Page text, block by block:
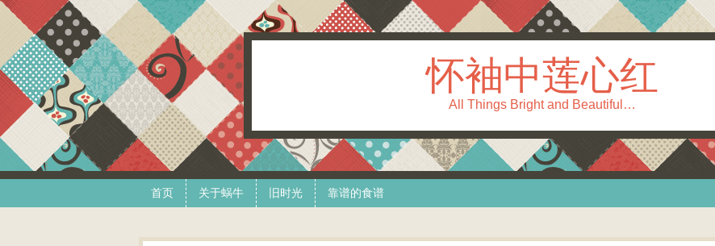
怀袖中莲心红
All Things Bright and Beautiful…
首页 关于蜗牛 旧时光 靠谱的食谱